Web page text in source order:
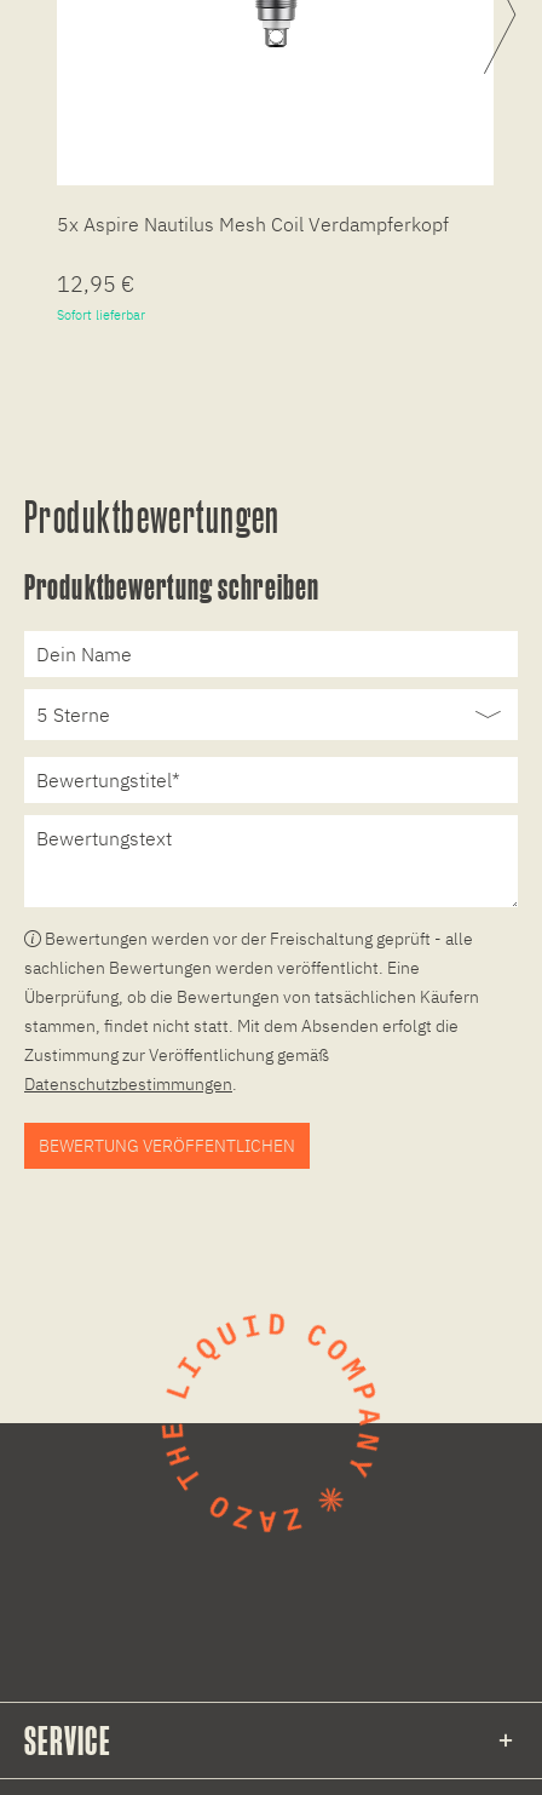
5x Aspire Nautilus Mesh Coil Verdampferkopf
12,95 €
Sofort lieferbar
Produktbewertungen
Produktbewertung schreiben
Bewertungen werden vor der Freischaltung geprüft - alle
sachlichen Bewertungen werden veröffentlicht. Eine
Überprüfung, ob die Bewertungen von tatsächlichen Käufern
stammen, findet nicht statt. Mit dem Absenden erfolgt die
Zustimmung zur Veröffentlichung gemäß
Datenschutzbestimmungen.
BEWERTUNG VERÖFFENTLICHEN
SERVICE